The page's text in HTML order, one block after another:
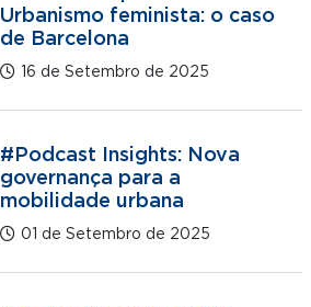
Urbanismo feminista: o caso
de Barcelona
16 de Setembro de 2025
#Podcast Insights: Nova
governança para a
mobilidade urbana
01 de Setembro de 2025